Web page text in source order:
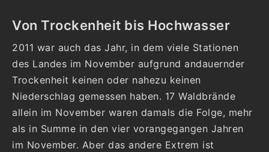
Von Trockenheit bis Hochwasser
2011 war auch das Jahr, in dem viele Stationen
des Landes im November aufgrund andauernder
Trockenheit keinen oder nahezu keinen
Niederschlag gemessen haben. 17 Waldbrände
allein im November waren damals die Folge, mehr
als in Summe in den vier vorangegangen Jahren
im November. Aber das andere Extrem ist